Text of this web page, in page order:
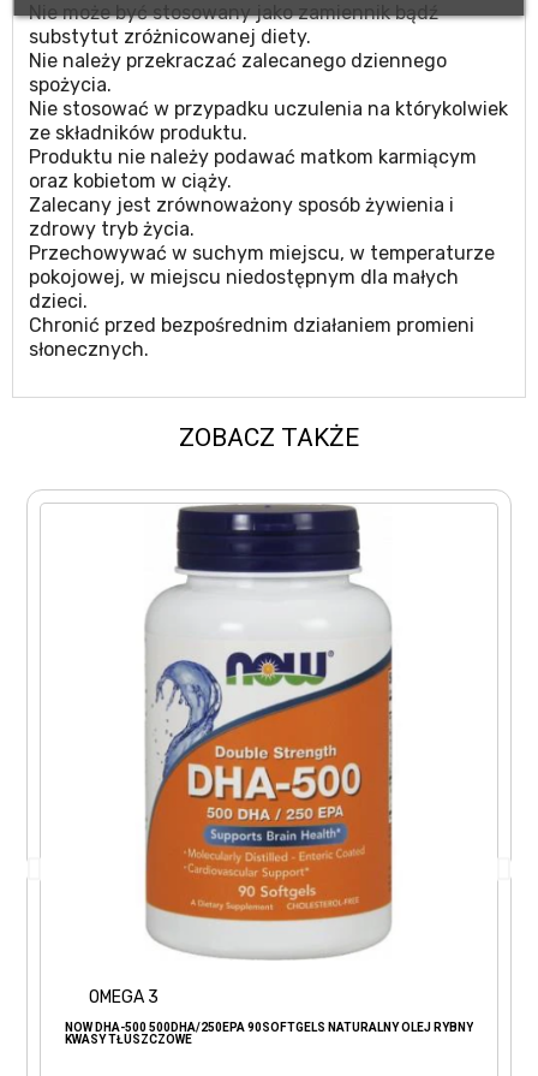
Nie może być stosowany jako zamiennik bądź
substytut zróżnicowanej diety.
Nie należy przekraczać zalecanego dziennego
spożycia.
Nie stosować w przypadku uczulenia na którykolwiek
ze składników produktu.
Produktu nie należy podawać matkom karmiącym
oraz kobietom w ciąży.
Zalecany jest zrównoważony sposób żywienia i
zdrowy tryb życia.
Przechowywać w suchym miejscu, w temperaturze
pokojowej, w miejscu niedostępnym dla małych
dzieci.
Chronić przed bezpośrednim działaniem promieni
słonecznych.
ZOBACZ TAKŻE
OMEGA 3
NOW DHA-500 500DHA/250EPA 90SOFTGELS NATURALNY OLEJ RYBNY
KWASY TŁUSZCZOWE